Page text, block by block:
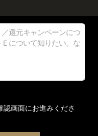
認画面にお進みくださ